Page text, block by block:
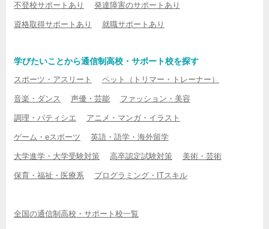
不登校サポートあり 発達障害のサポートあり
資格取得サポートあり 就職サポートあり
学びたいことから通信制高校・サポート校を探す
スポーツ・アスリート ペット（トリマー・トレーナー）
音楽・ダンス 声優・芸能 ファッション・美容
調理・パティシエ アニメ・マンガ・イラスト
ゲーム・eスポーツ 英語・語学・海外留学
大学進学・大学受験対策 高卒認定試験対策 美術・芸術
保育・福祉・医療系 プログラミング・ITスキル
全国の通信制高校・サポート校一覧